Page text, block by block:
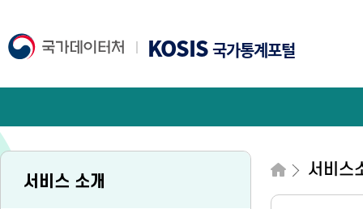
KOSIS국가통계포털
서비스 소개
서비스